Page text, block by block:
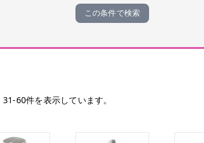
この条件で検索
31-60件を表示しています。